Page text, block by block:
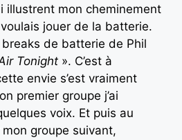
illustrent mon cheminement
jouer de la batterie.
de batterie de Phil
Tonight ». C’est à
envie s’est vraiment
premier groupe j’ai
voix. Et puis au
groupe suivant,